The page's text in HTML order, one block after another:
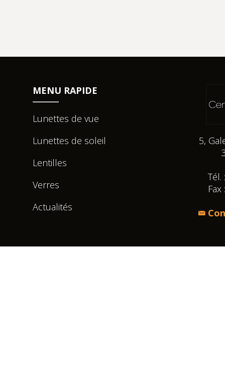
MENU RAPIDE
Lunettes de vue
Lunettes de soleil
Lentilles
Verres
Actualités
5,
Tél.
Fax